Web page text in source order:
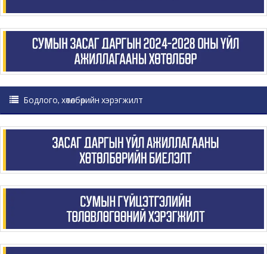
Бодлого, хөтөлбөрийн хэрэгжилт